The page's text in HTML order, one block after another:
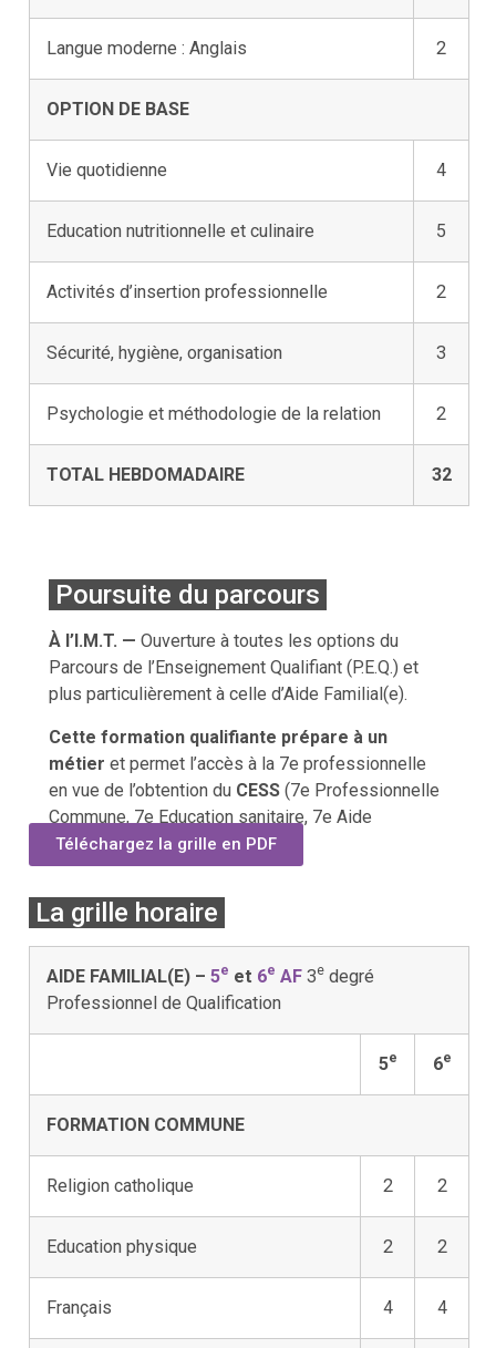
Langue moderne : Anglais 2
OPTION DE BASE
Vie quotidienne 4
Education nutritionnelle et culinaire 5
Activités d’insertion professionnelle 2
Sécurité, hygiène, organisation 3
Psychologie et méthodologie de la relation 2
TOTAL HEBDOMADAIRE 32
Poursuite du parcours
À l’I.M.T. — Ouverture à toutes les options du
Parcours de l’Enseignement Qualifiant (P.E.Q.) et
plus particulièrement à celle d’Aide Familial(e).
Cette formation qualifiante prépare à un
métier et permet l’accès à la 7e professionnelle
en vue de l’obtention du CESS(7e Professionnelle
Commune, 7e Education sanitaire, 7e Aide
soignante, Infirmière brevetée).
Téléchargez la grille en PDF
La grille horaire
AIDE FAMILIAL(E) – 5e et 6e AF 3e degré
Professionnel de Qualification
5e 6e
FORMATION COMMUNE
Religion catholique 2 2
Education physique 2 2
Français 4 4